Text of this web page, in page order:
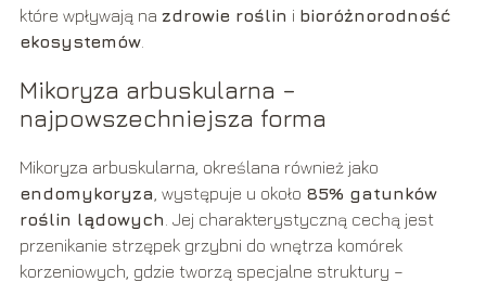
które wpływają na zdrowie roślin i bioróżnorodność
ekosystemów.
Mikoryza arbuskularna –
najpowszechniejsza forma
Mikoryza arbuskularna, określana również jako
endomykoryza , występuje u około 85% gatunków
roślin lądowych . Jej charakterystyczną cechą jest
przenikanie strzępek grzybni do wnętrza komórek
korzeniowych, gdzie tworzą specjalne struktury –